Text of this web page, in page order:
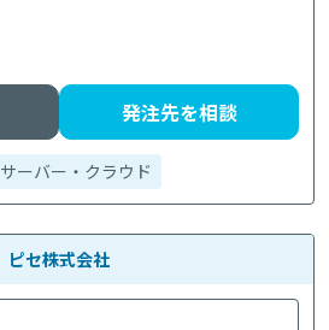
発注先を相談
サーバー・クラウド
ピセ株式会社